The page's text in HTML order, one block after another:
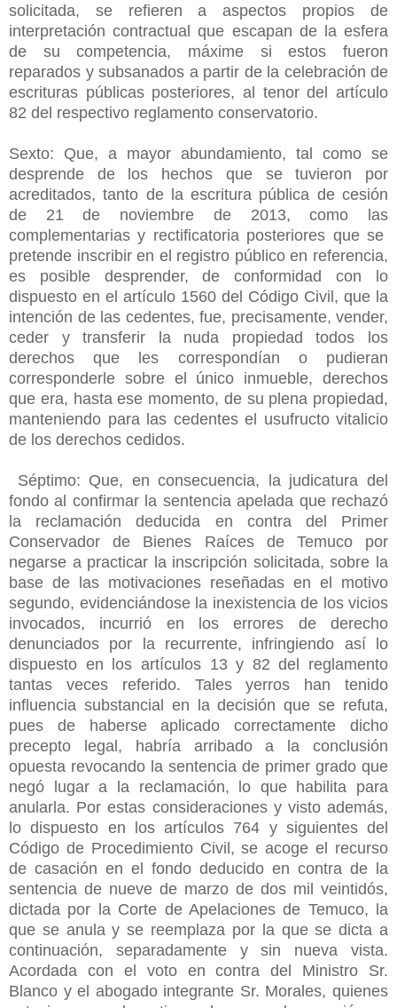
solicitada, se refieren a aspectos propios de
interpretación contractual que escapan de la esfera
de su competencia, máxime si estos fueron
reparados y subsanados a partir de la celebración de
escrituras públicas posteriores, al tenor del artículo
82 del respectivo reglamento conservatorio.
Sexto: Que, a mayor abundamiento, tal como se
desprende de los hechos que se tuvieron por
acreditados, tanto de la escritura pública de cesión
de 21 de noviembre de 2013, como las
complementarias y rectificatoria posteriores que se
pretende inscribir en el registro público en referencia,
es posible desprender, de conformidad con lo
dispuesto en el artículo 1560 del Código Civil, que la
intención de las cedentes, fue, precisamente, vender,
ceder y transferir la nuda propiedad todos los
derechos que les correspondían o pudieran
corresponderle sobre el único inmueble, derechos
que era, hasta ese momento, de su plena propiedad,
manteniendo para las cedentes el usufructo vitalicio
de los derechos cedidos.
Séptimo: Que, en consecuencia, la judicatura del
fondo al confirmar la sentencia apelada que rechazó
la reclamación deducida en contra del Primer
Conservador de Bienes Raíces de Temuco por
negarse a practicar la inscripción solicitada, sobre la
base de las motivaciones reseñadas en el motivo
segundo, evidenciándose la inexistencia de los vicios
invocados, incurrió en los errores de derecho
denunciados por la recurrente, infringiendo así lo
dispuesto en los artículos 13 y 82 del reglamento
tantas veces referido. Tales yerros han tenido
influencia substancial en la decisión que se refuta,
pues de haberse aplicado correctamente dicho
precepto legal, habría arribado a la conclusión
opuesta revocando la sentencia de primer grado que
negó lugar a la reclamación, lo que habilita para
anularla. Por estas consideraciones y visto además,
lo dispuesto en los artículos 764 y siguientes del
Código de Procedimiento Civil, se acoge el recurso
de casación en el fondo deducido en contra de la
sentencia de nueve de marzo de dos mil veintidós,
dictada por la Corte de Apelaciones de Temuco, la
que se anula y se reemplaza por la que se dicta a
continuación, separadamente y sin nueva vista.
Acordada con el voto en contra del Ministro Sr.
Blanco y el abogado integrante Sr. Morales, quienes